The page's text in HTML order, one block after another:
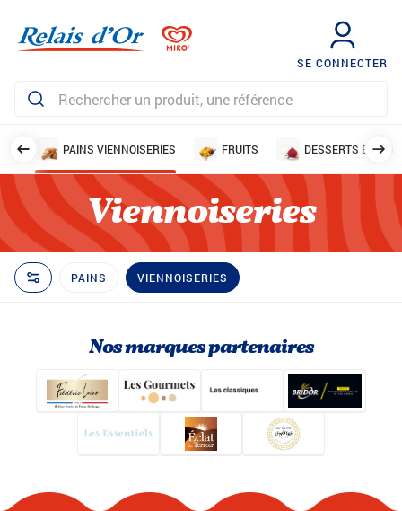
SE CONNECTER
PAINS VIENNOISERIES FRUITS DESSERTS ET
Viennoiseries
PAINS VIENNOISERIES
Nos marques partenaires